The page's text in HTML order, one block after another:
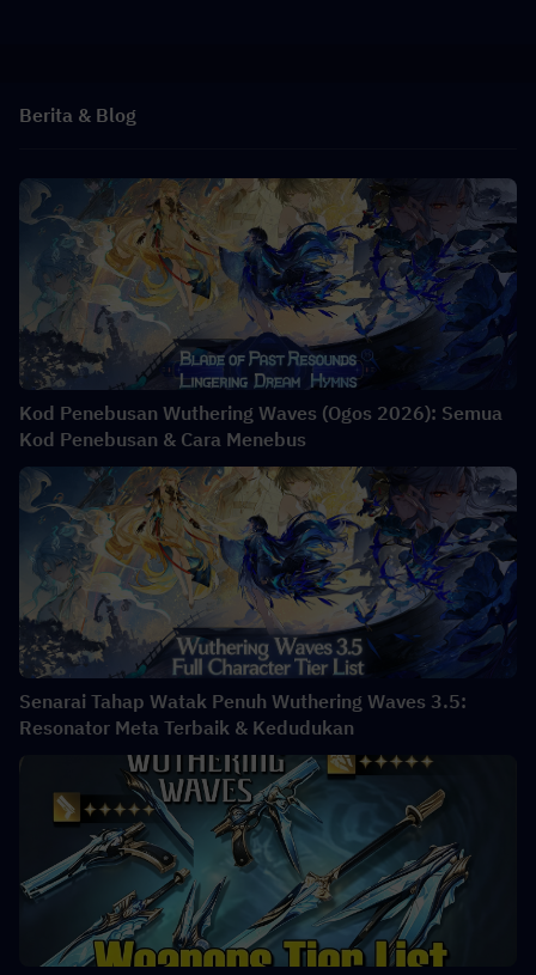
Berita & Blog
Kod Penebusan Wuthering Waves (Ogos 2026): Semua
Kod Penebusan & Cara Menebus
Senarai Tahap Watak Penuh Wuthering Waves 3.5:
Resonator Meta Terbaik & Kedudukan